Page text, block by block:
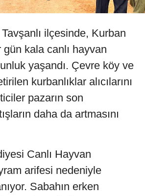
ilçesinde, Kurban
gün kala canlı hayvan
yaşandı. Çevre köy ve
kurbanlıklar alıcılarını
pazarın son
daha da artmasını
Canlı Hayvan
arifesi nedeniyle
Sabahın erken